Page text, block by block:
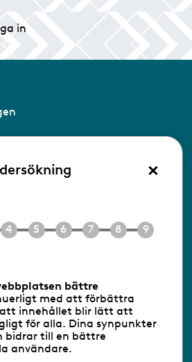
in
-
×
bättre
med att förbättra
innehållet blir lätt att
för alla. Dina synpunkter
bidrar till en bättre
användare.